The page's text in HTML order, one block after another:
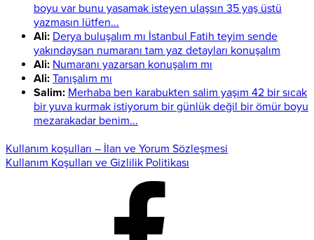
boyu var bunu yasamak isteyen ulaşsın 35 yaş üstü
yazmasın lütfen...
Ali: Derya buluşalım mı İstanbul Fatih teyim sende
yakındaysan numaranı tam yaz detayları konuşalım
Ali: Numaranı yazarsan konuşalım mı
Ali: Tanışalım mı
Salim: Merhaba ben karabukten salim yaşım 42 bir sıcak
bir yuva kurmak istiyorum bir günlük değil bir ömür boyu
mezarakadar benim...
Kullanım koşulları – İlan ve Yorum Sözleşmesi
Kullanım Koşulları ve Gizlilik Politikası